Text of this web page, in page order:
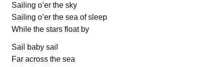
Sailing o’er the sky
Sailing o’er the sea of sleep
While the stars float by
Sail baby sail
Far across the sea